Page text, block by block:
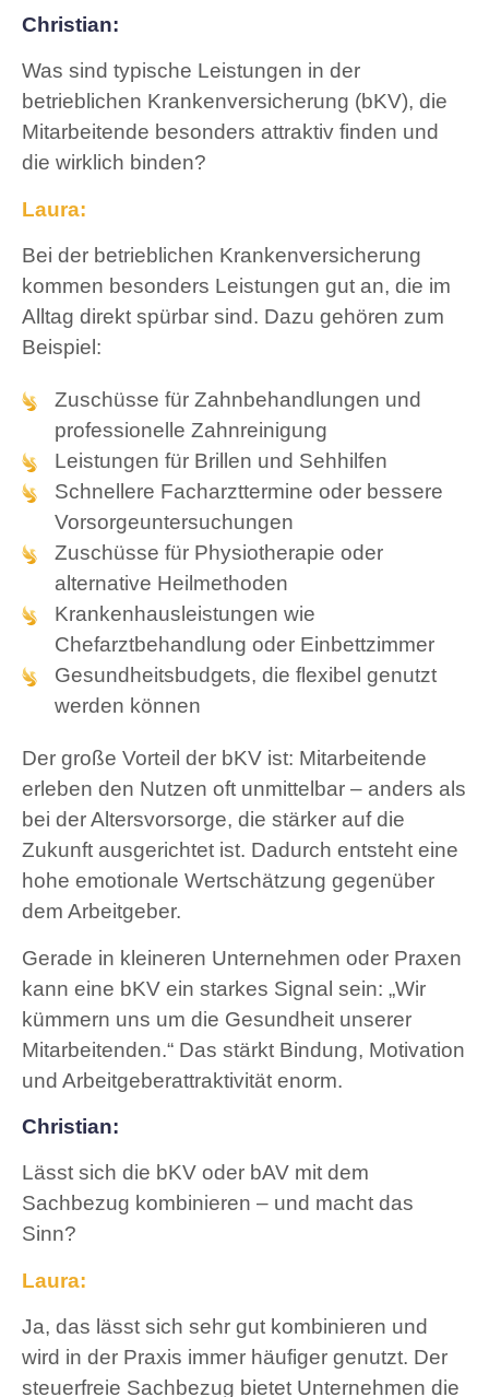
Christian:
Was sind typische Leistungen in der
betrieblichen Krankenversicherung (bKV), die
Mitarbeitende besonders attraktiv finden und
die wirklich binden?
Laura:
Bei der betrieblichen Krankenversicherung
kommen besonders Leistungen gut an, die im
Alltag direkt spürbar sind. Dazu gehören zum
Beispiel:
Zuschüsse für Zahnbehandlungen und
professionelle Zahnreinigung
Leistungen für Brillen und Sehhilfen
Schnellere Facharzttermine oder bessere
Vorsorgeuntersuchungen
Zuschüsse für Physiotherapie oder
alternative Heilmethoden
Krankenhausleistungen wie
Chefarztbehandlung oder Einbettzimmer
Gesundheitsbudgets, die flexibel genutzt
werden können
Der große Vorteil der bKV ist: Mitarbeitende
erleben den Nutzen oft unmittelbar – anders als
bei der Altersvorsorge, die stärker auf die
Zukunft ausgerichtet ist. Dadurch entsteht eine
hohe emotionale Wertschätzung gegenüber
dem Arbeitgeber.
Gerade in kleineren Unternehmen oder Praxen
kann eine bKV ein starkes Signal sein: „Wir
kümmern uns um die Gesundheit unserer
Mitarbeitenden.“ Das stärkt Bindung, Motivation
und Arbeitgeberattraktivität enorm.
Christian:
Lässt sich die bKV oder bAV mit dem
Sachbezug kombinieren – und macht das
Sinn?
Laura:
Ja, das lässt sich sehr gut kombinieren und
wird in der Praxis immer häufiger genutzt. Der
steuerfreie Sachbezug bietet Unternehmen die